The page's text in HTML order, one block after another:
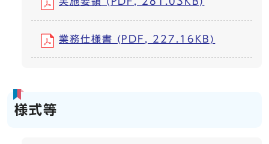
業務仕様書 (PDF, 227.16KB)
様式等